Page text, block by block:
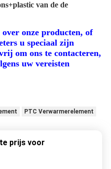
van de de
onze producten, of
u speciaal zijn
om ons te contacteren,
uw vereisten
PTC Verwarmerelement
prijs voor